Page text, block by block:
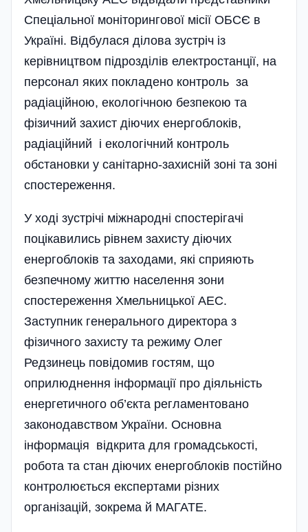
Спеціальної моніторингової місії ОБСЄ в
Україні. Відбулася ділова зустріч із
керівництвом підрозділів електростанції, на
персонал яких покладено контроль за
радіаційною, екологічною безпекою та
фізичний захист діючих енергоблоків,
радіаційний і екологічний контроль
обстановки у санітарно-захисній зоні та зоні
спостереження.
У ході зустрічі міжнародні спостерігачі
поцікавились рівнем захисту діючих
енергоблоків та заходами, які сприяють
безпечному життю населення зони
спостереження Хмельницької АЕС.
Заступник генерального директора з
фізичного захисту та режиму Олег
Редзинець повідомив гостям, що
оприлюднення інформації про діяльність
енергетичного об’єкта регламентовано
законодавством України. Основна
інформація відкрита для громадськості,
робота та стан діючих енергоблоків постійно
контролюється експертами різних
організацій, зокрема й МАГАТЕ.